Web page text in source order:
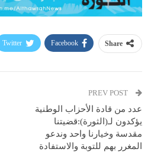
Share
Facebook
Twitter
عدد من قادة الأحزاب الوطنية
يؤكدون لـ(الثورة):قضيتنا
مقدسة وخيارنا واحد وندعو
المغرر بهم للتوبة والاستفادة